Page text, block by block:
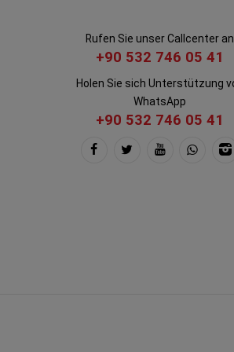
Rufen Sie unser Callcenter an
+90 532 746 05 41
Holen Sie sich Unterstützung
WhatsApp
+90 532 746 05 41